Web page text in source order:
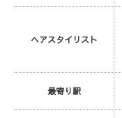
ヘアスタイリスト
最寄り駅